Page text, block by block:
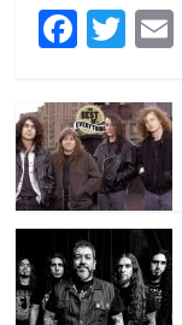
F
a
c
e
b
o
o
k
T
w
itt
er